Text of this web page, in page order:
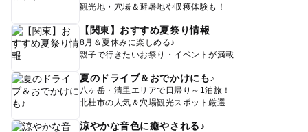
観光地・穴場＆避暑地や収穫体験も！
【関東】おすすめ夏祭り情報
8月＆夏休みに楽しめる♪
親子で行きたいお祭り・イベントが満載
夏のドライブ＆おでかけにも♪
八ヶ岳・清里エリアで日帰り～1泊旅！
北杜市の人気＆穴場観光スポット厳選
涼やかな音色に癒やされる♪